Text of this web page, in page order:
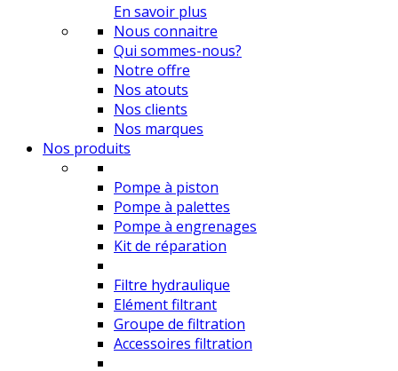
En savoir plus
Nous connaitre
Qui sommes-nous?
Notre offre
Nos atouts
Nos clients
Nos marques
Nos produits
Pompe à piston
Pompe à palettes
Pompe à engrenages
Kit de réparation
Filtre hydraulique
Elément filtrant
Groupe de filtration
Accessoires filtration